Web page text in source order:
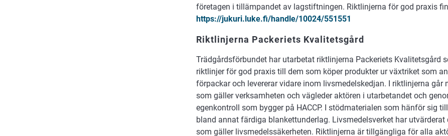
företagen i tillämpandet av lagstiftningen. Riktlinjerna för god praxis
https://jukuri.luke.fi/handle/10024/551551
Riktlinjerna Packeriets Kvalitetsgård
Trädgårdsförbundet har utarbetat riktlinjerna Packeriets Kvalitetsgård
riktlinjer för god praxis till dem som köper produkter ur växtriket som
förpackar och levererar vidare inom livsmedelskedjan. I riktlinjerna går
som gäller verksamheten och vägleder aktören i utarbetandet och
egenkontroll som bygger på HACCP. I stödmaterialen som hänför sig
bland annat färdiga blankettunderlag. Livsmedelsverket har utvärderat
som gäller livsmedelssäkerheten. Riktlinjerna är tillgängliga för alla